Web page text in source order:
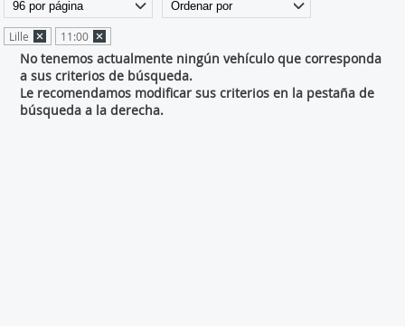
Lille 11:00
No tenemos actualmente ningún vehículo que corresponda
a sus criterios de búsqueda.
Le recomendamos modificar sus criterios en la pestaña de
búsqueda a la derecha.